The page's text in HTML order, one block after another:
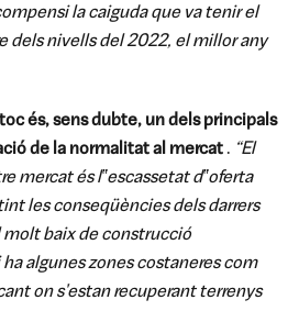
la caiguda que va tenir el
dels nivells del 2022, el millor any
és, sens dubte, un dels principals
de la normalitat al mercat . “El
mercat és l‟escassetat d‟oferta
les conseqüències dels darrers
baix de construcció
algunes zones costaneres com
on s'estan recuperant terrenys